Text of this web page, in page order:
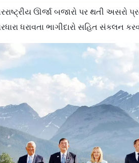
ઊર્જા બજારો પર થતી અસરો
ધરાવતા ભાગીદારો સહિત સંકલન